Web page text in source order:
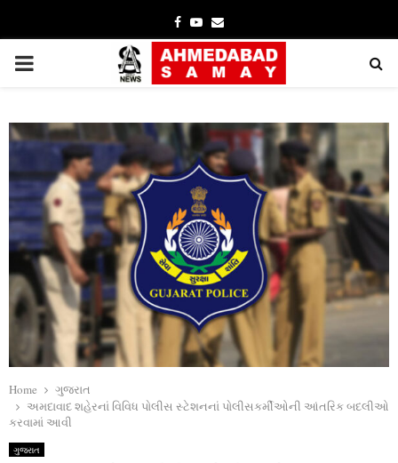
Facebook
YoutubeEmail
PRIMARY
Home
ગુજરાત
અમદાવાદ શહેરનાં વિવિધ પોલીસ સ્ટેશનનાં પોલીસકર્મીઓની આંતરિક બદલીઓ
કરવામાં આવી
ગુજરાત